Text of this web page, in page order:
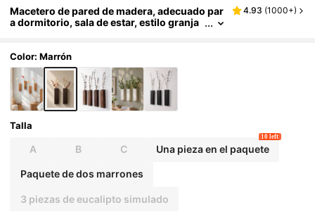
Macetero de pared de madera, adecuado par
a dormitorio, sala de estar, estilo granja
decoración del hogar, decoración de habitac
ión, regalo de decoración de pared, regalo d
e cumpleaños y graduación
4.93 (1000+)
Color: Marrón
Talla
A B C Una pieza en el paquete
10 left
Paquete de dos marrones
3 piezas de eucalipto simulado